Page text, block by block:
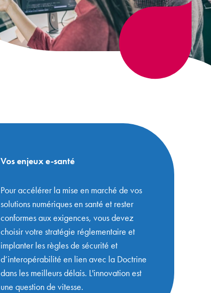
Vos enjeux e-santé
Pour accélérer la mise en marché de vos
solutions numériques en santé et rester
conformes aux exigences, vous devez
choisir votre stratégie réglementaire et
implanter les règles de sécurité et
d’interopérabilité en lien avec la Doctrine
dans les meilleurs délais. L'innovation est
une question de vitesse.